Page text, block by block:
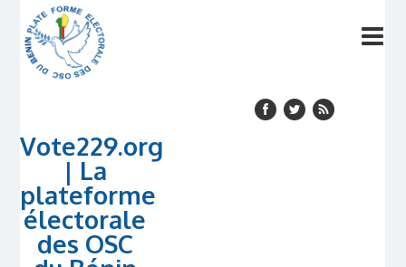
Vote229.org
| La
plateforme
électorale
des OSC